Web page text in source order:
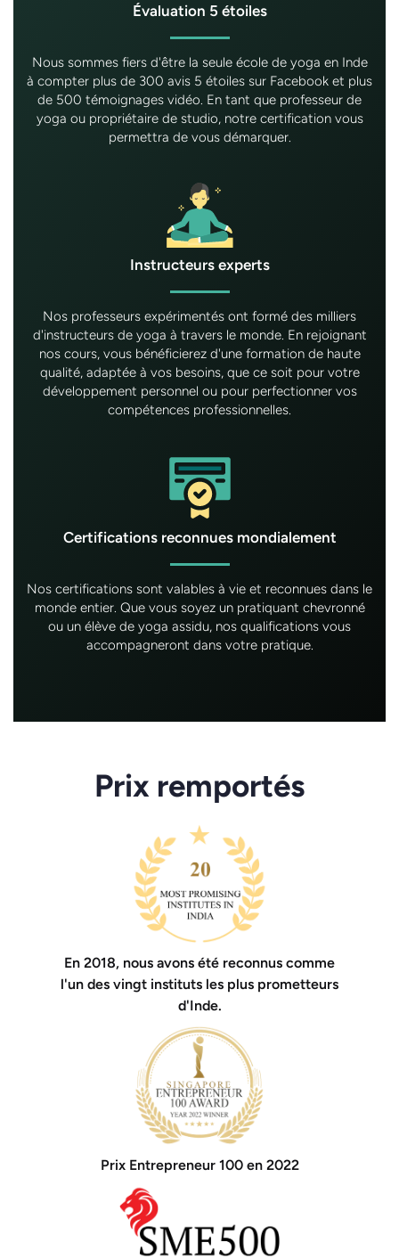
Évaluation 5 étoiles
Nous sommes fiers d'être la seule école de yoga en Inde
à compter plus de 300 avis 5 étoiles sur Facebook et plus
de 500 témoignages vidéo. En tant que professeur de
yoga ou propriétaire de studio, notre certification vous
permettra de vous démarquer.
Instructeurs experts
Nos professeurs expérimentés ont formé des milliers
d'instructeurs de yoga à travers le monde. En rejoignant
nos cours, vous bénéficierez d'une formation de haute
qualité, adaptée à vos besoins, que ce soit pour votre
développement personnel ou pour perfectionner vos
compétences professionnelles.
Certifications reconnues mondialement
Nos certifications sont valables à vie et reconnues dans le
monde entier. Que vous soyez un pratiquant chevronné
ou un élève de yoga assidu, nos qualifications vous
accompagneront dans votre pratique.
Prix ​​remportés
En 2018, nous avons été reconnus comme
l'un des vingt instituts les plus prometteurs
d'Inde.
Prix ​​Entrepreneur 100 en 2022